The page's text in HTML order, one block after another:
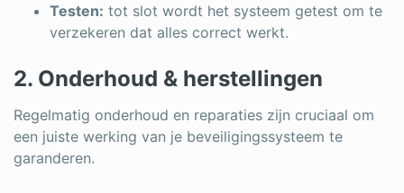
Testen: tot slot wordt het systeem getest om te
verzekeren dat alles correct werkt.
2. Onderhoud & herstellingen
Regelmatig onderhoud en reparaties zijn cruciaal om
een juiste werking van je beveiligingssysteem te
garanderen.